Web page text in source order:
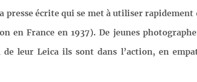
presse écrite qui se met à utiliser
en France en 1937). De jeunes
leur Leica ils sont dans l’action, en